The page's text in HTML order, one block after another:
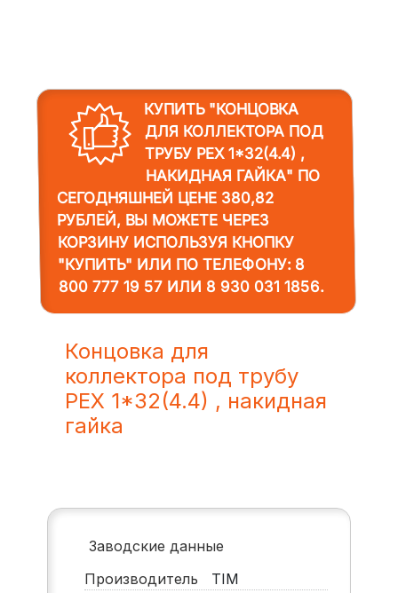
КУПИТЬ "КОНЦОВКА
ДЛЯ КОЛЛЕКТОРА ПОД
ТРУБУ PEX 1*32(4.4) ,
НАКИДНАЯ ГАЙКА"ПО
СЕГОДНЯШНЕЙ ЦЕНЕ 380,82
РУБЛЕЙ, ВЫ МОЖЕТЕ ЧЕРЕЗ
КОРЗИНУ ИСПОЛЬЗУЯ КНОПКУ
"КУПИТЬ" ИЛИ ПО ТЕЛЕФОНУ: 8
800 777 19 57ИЛИ 8 930 031 1856.
Концовка для
коллектора под трубу
PEX 1*32(4.4) , накидная
гайка
Заводские данные
Производитель
TIM